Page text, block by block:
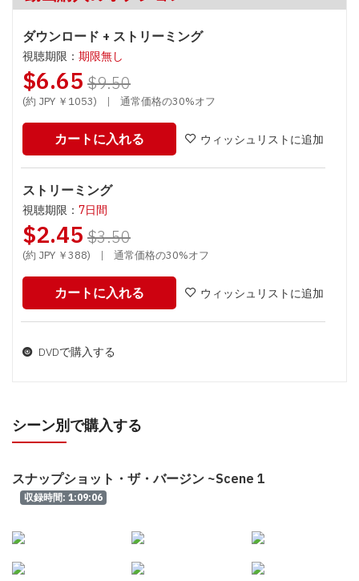
ダウンロード + ストリーミング
視聴期限： 期限無し
$6.65 $9.50
(約 JPY ￥1053) | 通常価格の30%オフ
カートに入れる ウィッシュリストに追加
ストリーミング
視聴期限： 7日間
$2.45 $3.50
(約 JPY ￥388) | 通常価格の30%オフ
カートに入れる ウィッシュリストに追加
DVDで購入する
シーン別で購入する
スナップショット・ザ・バージン ~Scene 1
収録時間: 1:09:06